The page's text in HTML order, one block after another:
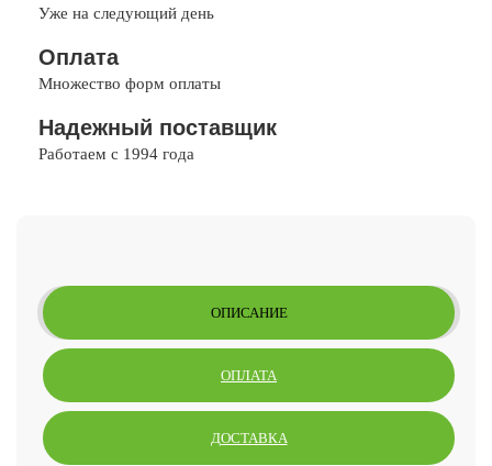
Уже на следующий день
Оплата
Множество форм оплаты
Надежный поставщик
Работаем с 1994 года
ОПИСАНИЕ
ОПЛАТА
ДОСТАВКА